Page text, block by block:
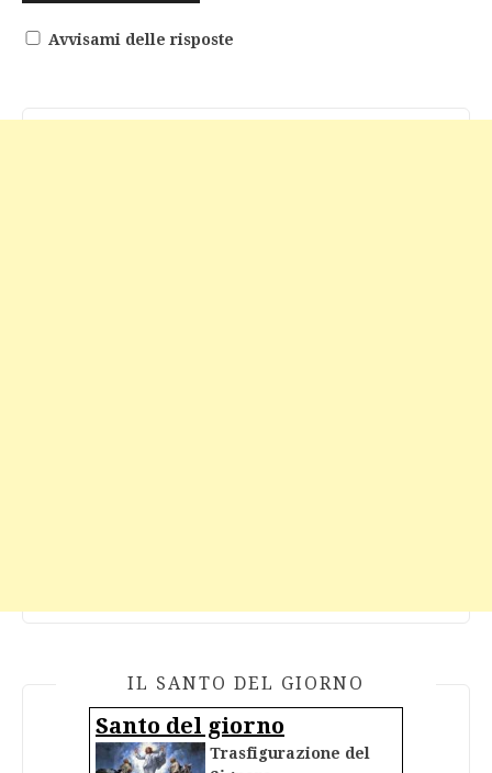
Avvisami delle risposte
IL SANTO DEL GIORNO
Santo del giorno
Trasfigurazione del